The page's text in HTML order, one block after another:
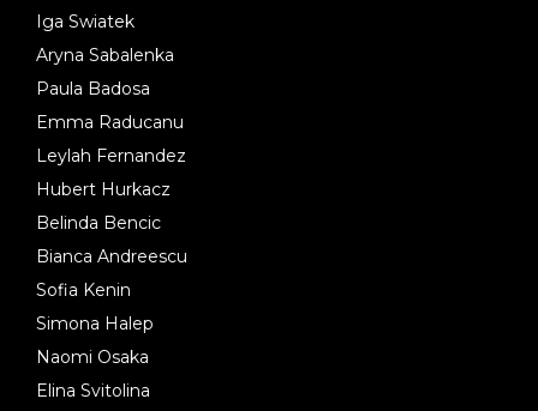
Iga Swiatek
Aryna Sabalenka
Paula Badosa
Emma Raducanu
Leylah Fernandez
Hubert Hurkacz
Belinda Bencic
Bianca Andreescu
Sofia Kenin
Simona Halep
Naomi Osaka
Elina Svitolina